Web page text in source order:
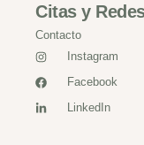
Citas y
Contacto
Instagram
Facebook
LinkedIn